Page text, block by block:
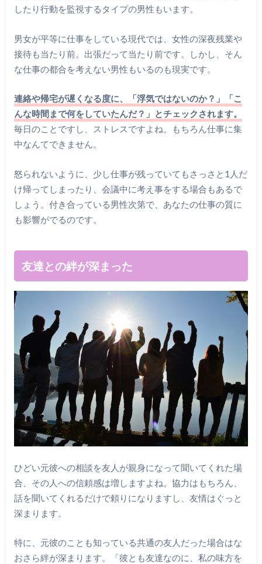
したり行動を監視するタイプの男性もいます。
男女が平等に仕事をしている現代では、女性の深夜残業や
接待も当たり前。出張だって当たり前です。しかし、そん
な仕事の都合を考えない男性もいるのも現実です。
連絡や帰宅が遅くなる度に、「浮気ではないのか？」「こ
んな時間まで何をしていたんだ？」とチェックされます。
毎日のことですし、ストレスですよね。もちろん仕事に集
中なんてできません。
怒られないように、少し仕事が残っていてもさっさと1人だ
け帰ってしまったり、会議中に考え事をする場合もあるで
しょう。付き合っている男性次第で、あなたの仕事の質に
も影響がでるのです。
友達との絆が深まった
ひどい元彼への相談を友人が親身になって聞いてくれた場
合、その人への信頼感は増しますよね。協力はもちろん、
話を聞いてくれるだけで頼りになりますし、友情はぐっと
深まります。
特に、元彼のことも知っている共通の友人だった場合はな
おさら絆が深まります。「彼とも友達なのに、私の味方を